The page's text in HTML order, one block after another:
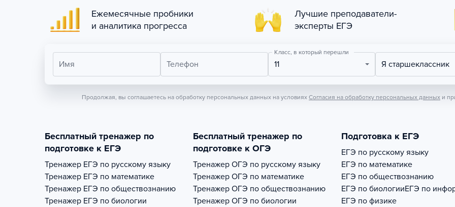
Ежемесячные пробники
и аналитика прогресса
Лучшие преподаватели-
эксперты ЕГЭ
Имя Телефон
Класс, в который перешли
11 Я старшеклассник
Продолжая, вы соглашаетесь на обработку персональных данных на условиях Согласия на обработку персональных данных и
Бесплатный тренажер по
подготовке к ЕГЭ
Тренажер ЕГЭ по русскому языку
Тренажер ЕГЭ по математике
Тренажер ЕГЭ по обществознанию
Тренажер ЕГЭ по биологии
Бесплатный тренажер по
подготовке к ОГЭ
Тренажер ОГЭ по русскому языку
Тренажер ОГЭ по математике
Тренажер ОГЭ по обществознанию
Тренажер ОГЭ по биологии
Подготовка к ЕГЭ
ЕГЭ по русскому языку
ЕГЭ по математике
ЕГЭ по обществознанию
ЕГЭ по биологииЕГЭ по
ЕГЭ по физике